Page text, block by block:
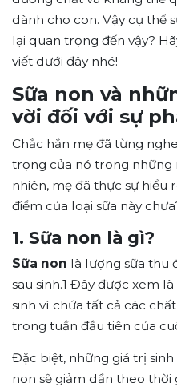
dành cho con. Vậy cụ thể
lại quan trọng đến vậy?
viết dưới đây nhé!
Sữa non và
vời đối với sự
Chắc hẳn mẹ đã từng
trọng của nó trong những
nhiên, mẹ đã thực sự hiểu
điểm của loại sữa này
1. Sữa non là gì?
Sữa non là lượng sữa thu
sau sinh.1 Đây được xem là
sinh vì chứa tất cả các
trong tuần đầu tiên của
Đặc biệt, những giá trị
non sẽ giảm dần theo thời